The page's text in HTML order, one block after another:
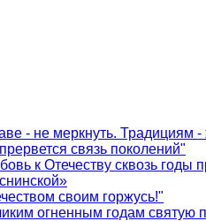
- не меркнуть. Традициям -
связь поколений"
к Отечеству сквозь годы
своим горжусь!"
огненным годам святую